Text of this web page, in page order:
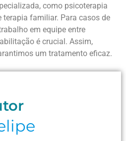
como psicoterapia
terapia familiar. Para casos de
em equipe entre
é crucial. Assim,
um tratamento eficaz.